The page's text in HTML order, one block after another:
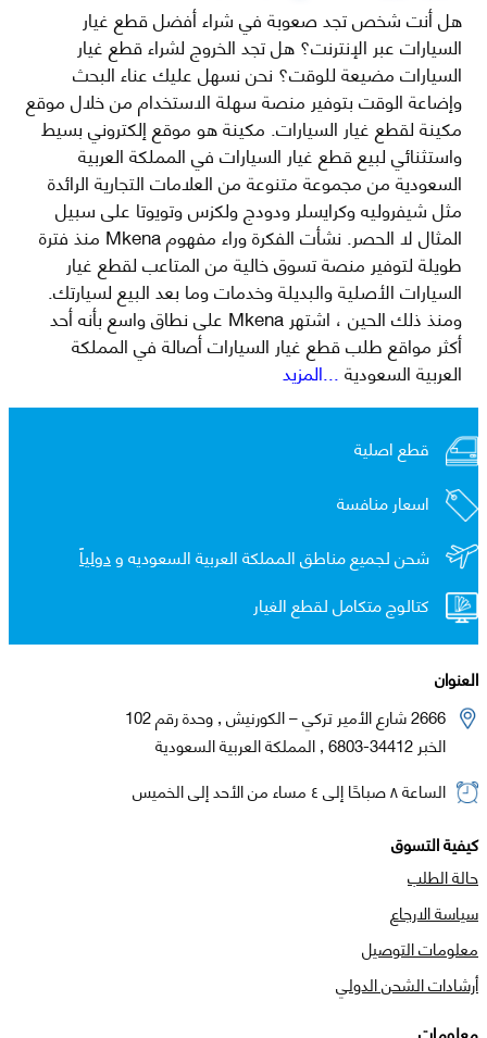
هل أنت شخص تجد صعوبة في شراء أفضل قطع غيار
السيارات عبر الإنترنت؟ هل تجد الخروج لشراء قطع غيار
السيارات مضيعة للوقت؟ نحن نسهل عليك عناء البحث
وإضاعة الوقت بتوفير منصة سهلة الاستخدام من خلال موقع
مكينة لقطع غيار السيارات. مكينة هو موقع إلكتروني بسيط
واستثنائي لبيع قطع غيار السيارات في المملكة العربية
السعودية من مجموعة متنوعة من العلامات التجارية الرائدة
مثل شيفروليه وكرايسلر ودودج ولكزس وتويوتا على سبيل
المثال لا الحصر. نشأت الفكرة وراء مفهوم Mkena منذ فترة
طويلة لتوفير منصة تسوق خالية من المتاعب لقطع غيار
السيارات الأصلية والبديلة وخدمات وما بعد البيع لسيارتك.
ومنذ ذلك الحين ، اشتهر Mkena على نطاق واسع بأنه أحد
أكثر مواقع طلب قطع غيار السيارات أصالة في المملكة
العربية السعودية...المزيد
قطع اصلية
اسعار منافسة
شحن لجميع مناطق المملكة العربية السعوديه ودولياً
كتالوج متكامل لقطع الغيار
العنوان
2666 شارع الأمير تركي – الكورنيش , وحدة رقم 102
الخبر 34412-6803 , المملكة العربية السعودية
الساعة ٨ صباحًا إلى ٤ مساء من الأحد إلى الخميس
كيفية التسوق
حالة الطلب
سياسة الارجاع
معلومات التوصيل
أرشادات الشحن الدولي